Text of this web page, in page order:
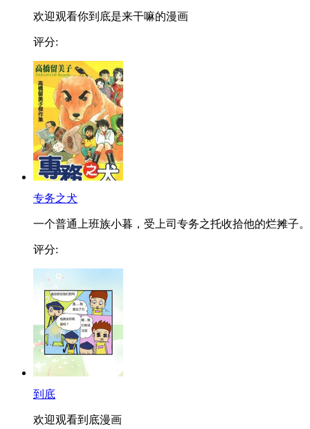
欢迎观看你到底是来干嘛的漫画
评分:
专务之犬
一个普通上班族小暮，受上司专务之托收拾他的烂摊子
评分:
到底
欢迎观看到底漫画